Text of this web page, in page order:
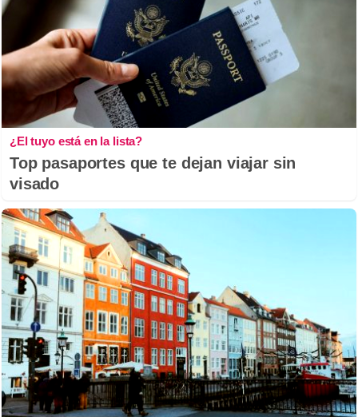
¿El tuyo está en la lista?
Top pasaportes que te dejan viajar sin
visado